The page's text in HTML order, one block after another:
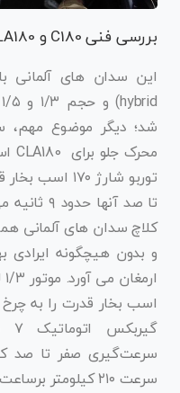
بررسی فنی C180 و CLA180
توربو شارژ
کلاچ سدان های آلمانی
و بدون هیچگونه ایرادی
اسب بخار قدرت را به
سرعت ۲۱۰ کیلومتر برساعت دارد.